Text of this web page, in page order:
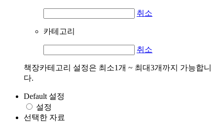
취소
카테고리
취소
책장카테고리 설정은 최소1개 ~ 최대3개까지 가능합니
다.
Default 설정
설정
선택한 자료